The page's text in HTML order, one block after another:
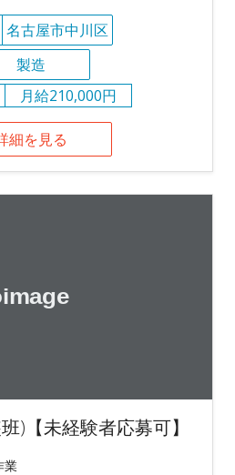
名古屋市中川区
製造
月給210,000円
細を見る
)【未経験者応募可】
業